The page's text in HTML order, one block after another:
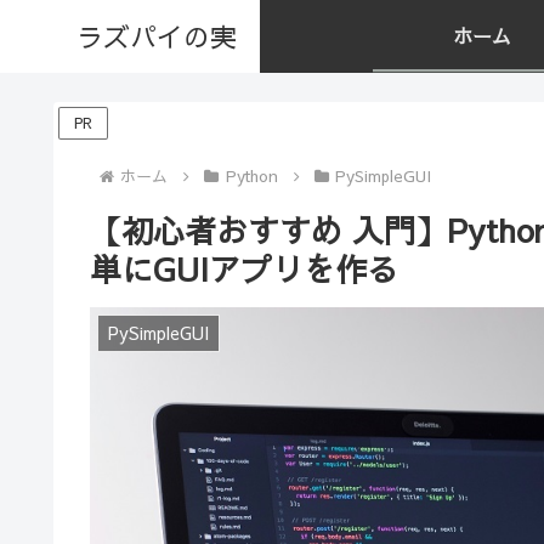
ラズパイの実 ホーム
PR
ホーム Python PySimpleGUI
【初心者おすすめ 入門】
単にGUIアプリを作る
PySimpleGUI